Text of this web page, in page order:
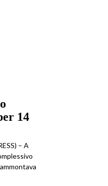
14
– A